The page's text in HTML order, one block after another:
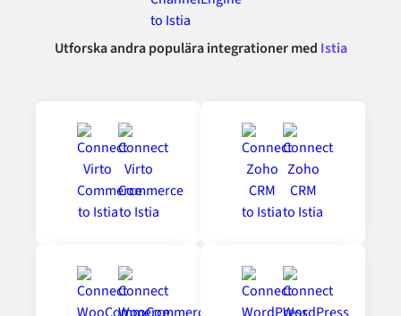
Utforska andra populära integrationer med Istia